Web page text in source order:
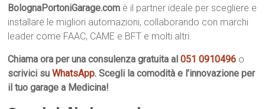
BolognaPortoniGarage.com è il partner ideale per scegliere e
installare le migliori automazioni, collaborando con marchi
leader come FAAC, CAME e BFT e molti altri.
Chiama ora per una consulenza gratuita al051 0910496 o
scrivici suWhatsApp. Scegli la comodità e l’innovazione per
il tuo garage a Medicina!